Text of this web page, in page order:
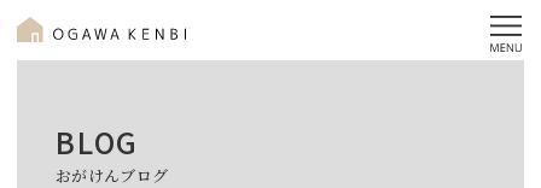
BLOG
おがけんブログ